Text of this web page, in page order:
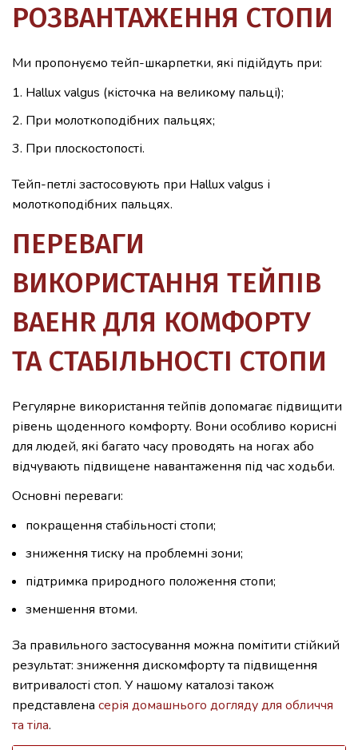
РОЗВАНТАЖЕННЯ СТОПИ
Ми пропонуємо тейп-шкарпетки, які підійдуть при:
Hallux valgus (кісточка на великому пальці);
При молоткоподібних пальцях;
При плоскостопості.
Тейп-петлі застосовують при Hallux valgus і
молоткоподібних пальцях.
ПЕРЕВАГИ
ВИКОРИСТАННЯ ТЕЙПІВ
BAEHR ДЛЯ КОМФОРТУ
ТА СТАБІЛЬНОСТІ СТОПИ
Регулярне використання тейпів допомагає підвищити
рівень щоденного комфорту. Вони особливо корисні
для людей, які багато часу проводять на ногах або
відчувають підвищене навантаження під час ходьби.
Основні переваги:
покращення стабільності стопи;
зниження тиску на проблемні зони;
підтримка природного положення стопи;
зменшення втоми.
За правильного застосування можна помітити стійкий
результат: зниження дискомфорту та підвищення
витривалості стоп. У нашому каталозі також
представлена серія домашнього догляду для обличчя
та тіла.